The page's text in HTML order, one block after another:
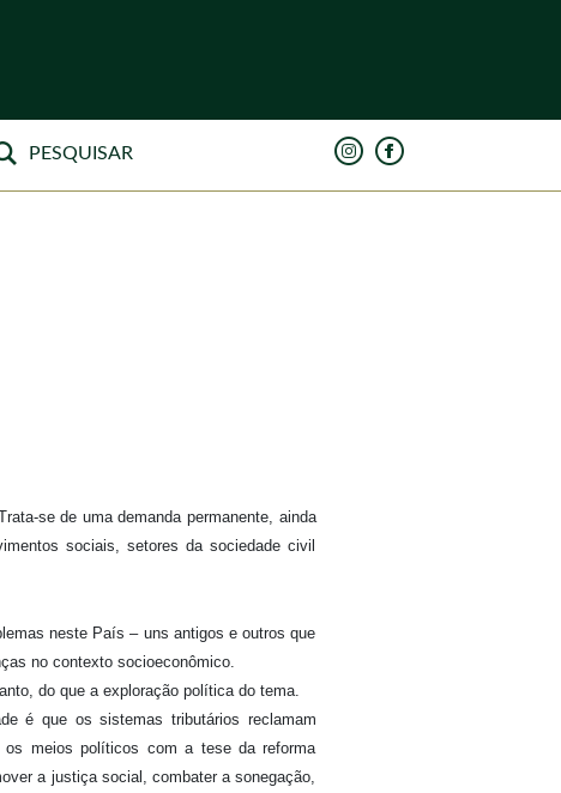
se de uma demanda permanente, ainda
sociais, setores da sociedade civil
neste País – uns antigos e outros que
no contexto socioeconômico.
do que a exploração política do tema.
é que os sistemas tributários reclamam
os meios políticos com a tese da reforma
a justiça social, combater a sonegação,